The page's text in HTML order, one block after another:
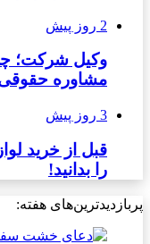
2 روز پیش
وکیل شرکت؛
مشاوره
3 روز پیش
قبل از خرید
را بدانید!
پربازدیدترین‌های هفته: